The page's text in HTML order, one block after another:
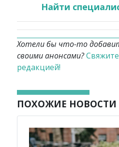
Найти
Хотели бы что-то
своими анонсами?
редакцией!
ПОХОЖИЕ НОВОСТИ